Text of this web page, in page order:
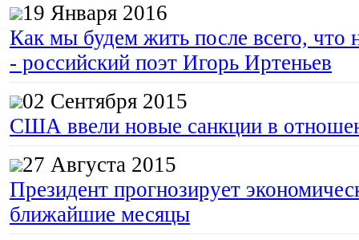
19 Января 2016
Как мы будем жить после всего, что
- российский поэт Игорь Иртеньев
02 Сентября 2015
США ввели новые санкции в
27 Августа 2015
Президент прогнозирует
ближайшие месяцы